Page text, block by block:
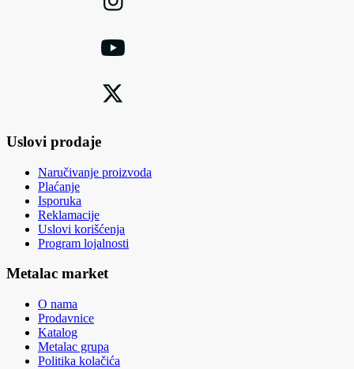
Uslovi prodaje
Naručivanje proizvoda
Plaćanje
Isporuka
Reklamacije
Uslovi korišćenja
Program lojalnosti
Metalac market
O nama
Prodavnice
Katalog
Metalac grupa
Politika kolačića